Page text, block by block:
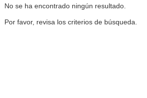
No se ha encontrado ningún resultado.
Por favor, revisa los criterios de búsqueda.